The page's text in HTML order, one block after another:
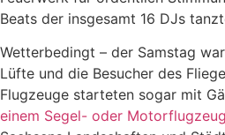
Beats der insgesamt 16 DJs
Wetterbedingt – der Samstag
Lüfte und die Besucher des
Flugzeuge starteten sogar mit
einem Segel- oder Motorflugzeug